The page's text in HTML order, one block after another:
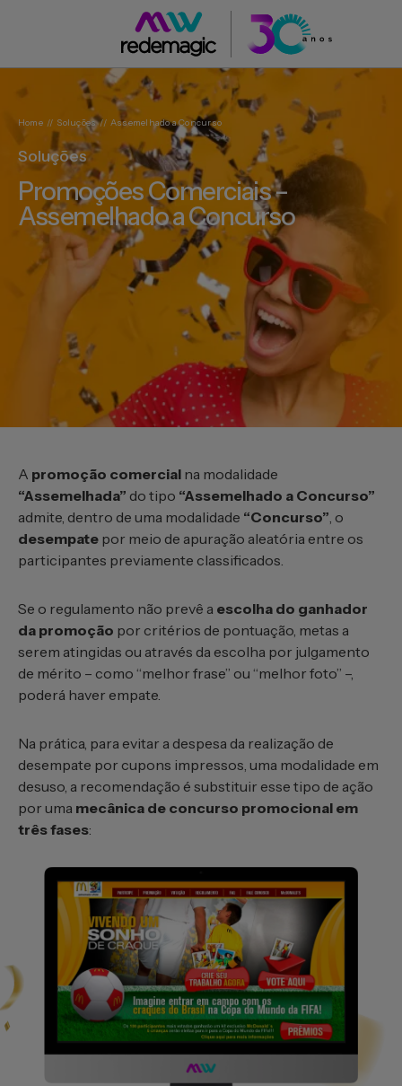
Home // Soluções // Assemelhado a Concurso
Soluções
Promoções Comerciais –
Assemelhado a Concurso
A promoção comercial na modalidade
“Assemelhada” do tipo “Assemelhado a Concurso”
admite, dentro de uma modalidade “Concurso”, o
desempate por meio de apuração aleatória entre os
participantes previamente classificados.
Se o regulamento não prevê a escolha do ganhador
da promoção por critérios de pontuação, metas a
serem atingidas ou através da escolha por julgamento
de mérito – como “melhor frase” ou “melhor foto” –,
poderá haver empate.
Na prática, para evitar a despesa da realização de
desempate por cupons impressos, uma modalidade em
desuso, a recomendação é substituir esse tipo de ação
por uma mecânica de concurso promocional em
três fases: